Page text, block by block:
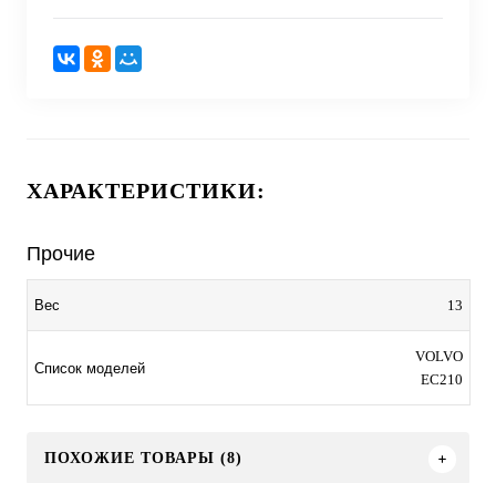
ХАРАКТЕРИСТИКИ:
Прочие
Вес 13
Список моделей
VOLVO
EC210
ПОХОЖИЕ ТОВАРЫ (8)